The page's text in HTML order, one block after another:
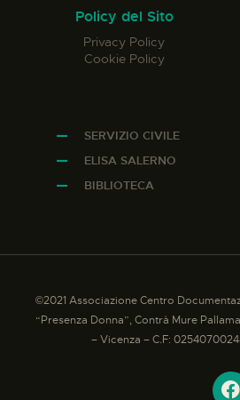
Policy del Sito
Privacy Policy
Cookie Policy
SERVIZIO CIVILE
ELISA SALERNO
BIBLIOTECA
©2021 Associazione Centro
“Presenza Donna”, Contrà Mure
– Vicenza – C.F: